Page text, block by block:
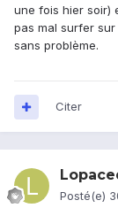
une fois hier soir)
pas mal surfer
sans problème.
Citer
Posté(e)